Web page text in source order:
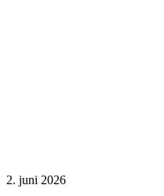
2. juni 2026